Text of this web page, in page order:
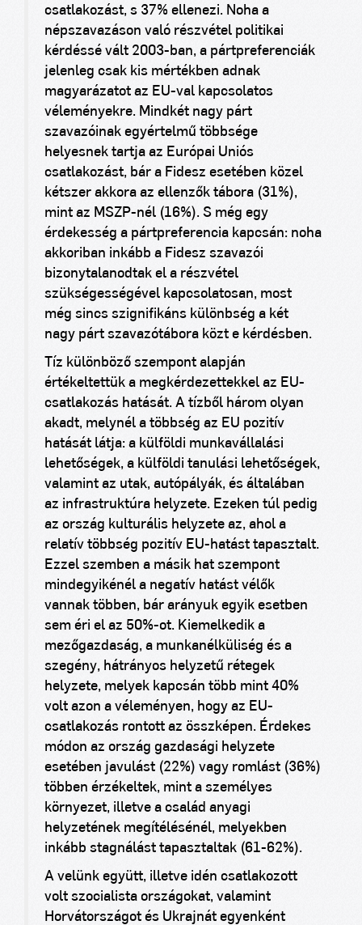
csatlakozást, s 37% ellenezi. Noha a
népszavazáson való részvétel politikai
kérdéssé vált 2003-ban, a pártpreferenciák
jelenleg csak kis mértékben adnak
magyarázatot az EU-val kapcsolatos
véleményekre. Mindkét nagy párt
szavazóinak egyértelmű többsége
helyesnek tartja az Európai Uniós
csatlakozást, bár a Fidesz esetében közel
kétszer akkora az ellenzők tábora (31%),
mint az MSZP-nél (16%). S még egy
érdekesség a pártpreferencia kapcsán: noha
akkoriban inkább a Fidesz szavazói
bizonytalanodtak el a részvétel
szükségességével kapcsolatosan, most
még sincs szignifikáns különbség a két
nagy párt szavazótábora közt e kérdésben.
Tíz különböző szempont alapján
értékeltettük a megkérdezettekkel az EU-
csatlakozás hatását. A tízből három olyan
akadt, melynél a többség az EU pozitív
hatását látja: a külföldi munkavállalási
lehetőségek, a külföldi tanulási lehetőségek,
valamint az utak, autópályák, és általában
az infrastruktúra helyzete. Ezeken túl pedig
az ország kulturális helyzete az, ahol a
relatív többség pozitív EU-hatást tapasztalt.
Ezzel szemben a másik hat szempont
mindegyikénél a negatív hatást vélők
vannak többen, bár arányuk egyik esetben
sem éri el az 50%-ot. Kiemelkedik a
mezőgazdaság, a munkanélküliség és a
szegény, hátrányos helyzetű rétegek
helyzete, melyek kapcsán több mint 40%
volt azon a véleményen, hogy az EU-
csatlakozás rontott az összképen. Érdekes
módon az ország gazdasági helyzete
esetében javulást (22%) vagy romlást (36%)
többen érzékeltek, mint a személyes
környezet, illetve a család anyagi
helyzetének megítélésénél, melyekben
inkább stagnálást tapasztaltak (61-62%).
A velünk együtt, illetve idén csatlakozott
volt szocialista országokat, valamint
Horvátországot és Ukrajnát egyenként